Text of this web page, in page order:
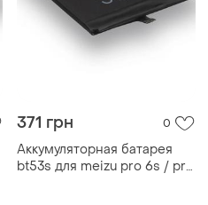
371 грн 0
Аккумуляторная батарея
bt53s для meizu pro 6s / pro